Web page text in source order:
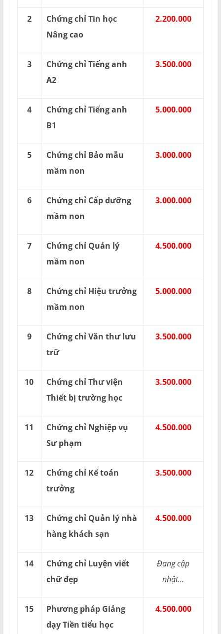
2
Chứng chỉ Tin học
Nâng cao
2.200.000
3
Chứng chỉ Tiếng anh
A2
3.500.000
4
Chứng chỉ Tiếng anh
B1
5.000.000
5
Chứng chỉ Bảo mẫu
mầm non
3.000.000
6
Chứng chỉ Cấp dưỡng
mầm non
3.000.000
7
Chứng chỉ Quản lý
mầm non
4.500.000
8
Chứng chỉ Hiệu trưởng
mầm non
5.000.000
9
Chứng chỉ Văn thư lưu
trữ
3.500.000
10
Chứng chỉ Thư viện
Thiết bị trường học
3.500.000
11
Chứng chỉ Nghiệp vụ
Sư phạm
4.500.000
12
Chứng chỉ Kế toán
trưởng
3.500.000
13
Chứng chỉ Quản lý nhà
hàng khách sạn
4.500.000
14
Chứng chỉ Luyện viết
chữ đẹp
Đang cập
nhật...
15
Phương pháp Giảng
dạy Tiền tiểu học
4.500.000